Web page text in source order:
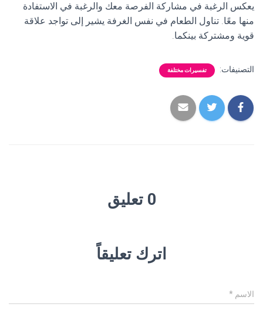
يعكس الرغبة في مشاركة الفرصة معك والرغبة في الاستفادة
منها معًا. تناول الطعام في نفس الغرفة يشير إلى تواجد علاقة
قوية ومشتركة بينكما.
التصنيفات: تفسيرات مختلفة
0 تعليق
اترك تعليقاً
الاسم *